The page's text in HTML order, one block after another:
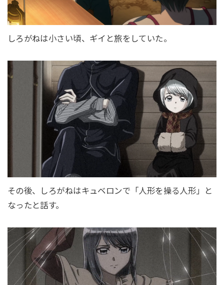
しろがねは小さい頃、ギイと旅をしていた。
その後、しろがねはキュベロンで「人形を操る人形」と
なったと話す。